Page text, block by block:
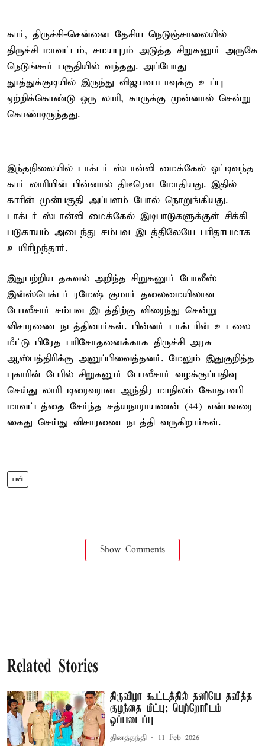
கார், திருச்சி-சென்னை தேசிய நெடுஞ்சாலையில்
திருச்சி மாவட்டம், சமயபுரம் அடுத்த சிறுகனூர் அருகே
நெடுங்கூர் பகுதியில் வந்தது. அப்போது
தூத்துக்குடியில் இருந்து விஜயவாடாவுக்கு உப்பு
ஏற்றிக்கொண்டு ஒரு லாரி, காருக்கு முன்னால் சென்று
கொண்டிருந்தது.
இந்தநிலையில் டாக்டர் ஸ்டான்லி மைக்கேல் ஓட்டிவந்த
கார் லாரியின் பின்னால் திடீரென மோதியது. இதில்
காரின் முன்பகுதி அப்பளம் போல் நொறுங்கியது.
டாக்டர் ஸ்டான்லி மைக்கேல் இடிபாடுகளுக்குள் சிக்கி
படுகாயம் அடைந்து சம்பவ இடத்திலேயே பரிதாபமாக
உயிரிழந்தார்.
இதுபற்றிய தகவல் அறிந்த சிறுகனூர் போலீஸ்
இன்ஸ்பெக்டர் ரமேஷ் குமார் தலைமையிலான
போலீசார் சம்பவ இடத்திற்கு விரைந்து சென்று
விசாரணை நடத்தினார்கள். பின்னர் டாக்டரின் உடலை
மீட்டு பிரேத பரிசோதனைக்காக திருச்சி அரசு
ஆஸ்பத்திரிக்கு அனுப்பிவைத்தனர். மேலும் இதுகுறித்த
புகாரின் பேரில் சிறுகனூர் போலீசார் வழக்குப்பதிவு
செய்து லாரி டிரைவரான ஆந்திர மாநிலம் கோதாவரி
மாவட்டத்தை சேர்ந்த சத்யநாராயணன் (44) என்பவரை
கைது செய்து விசாரணை நடத்தி வருகிறார்கள்.
பலி
Show Comments
Related Stories
திருவிழா கூட்டத்தில் தனியே தவித்த
குழந்தை மீட்பு; பெற்றோரிடம்
ஒப்படைப்பு
தினத்தந்தி 11 Feb 2026